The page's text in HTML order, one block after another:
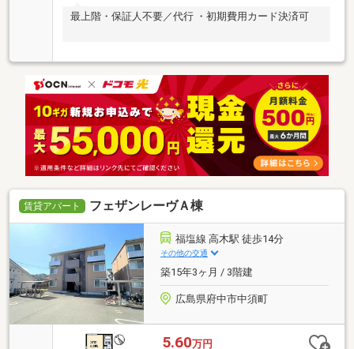
最上階・保証人不要／代行 ・初期費用カード決済可
賃貸アパート フェザンレーヴＡ棟
福塩線 高木駅 徒歩14分
その他の交通
築15年3ヶ月 / 3階建
広島県府中市中須町
5.60万円